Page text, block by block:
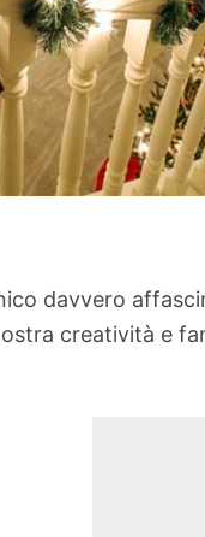
davvero
creatività e